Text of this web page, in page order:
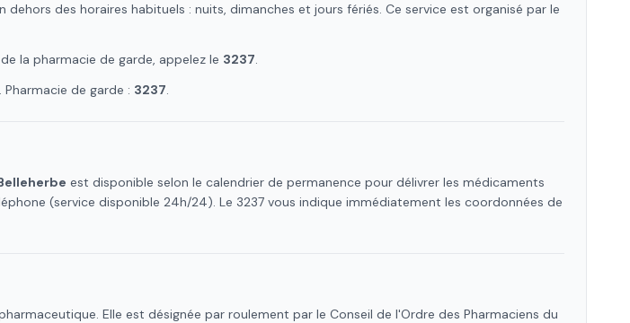
dehors des horaires habituels : nuits, dimanches et jours fériés. Ce service est organisé par le
la pharmacie de garde, appelez le 3237.
de garde : 3237.
est disponible selon le calendrier de permanence pour délivrer les médicaments
(service disponible 24h/24). Le 3237 vous indique immédiatement les coordonnées de
Elle est désignée par roulement par le Conseil de l'Ordre des Pharmaciens du